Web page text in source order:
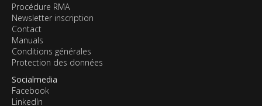
Procédure RMA
Newsletter inscription
Contact
Manuals
Conditions générales
Protection des données
Socialmedia
Facebook
LinkedIn